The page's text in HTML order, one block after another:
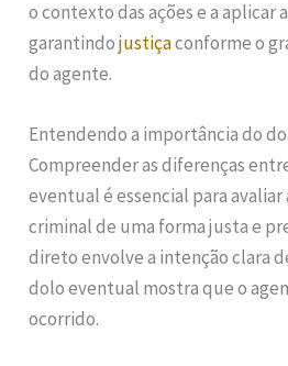
o contexto das ações e a aplicar
garantindojustiçaconforme o
do agente.
Entendendo a importância do
Compreender as diferenças
eventual é essencial para
criminal de uma forma justa e
direto envolve a intenção clara
dolo eventual mostra que o
ocorrido.